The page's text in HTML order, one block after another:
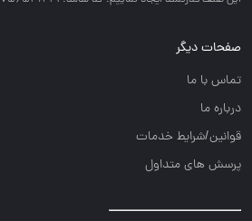
صفحات دیگر
تماس با ما
درباره ما
قوانین/شرایط خدمات
پرسش های متداول